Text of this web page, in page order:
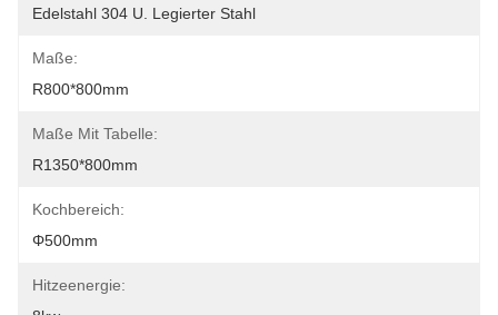
Edelstahl 304 U. Legierter Stahl
Maße:
R800*800mm
Maße Mit Tabelle:
R1350*800mm
Kochbereich:
Φ500mm
Hitzeenergie: